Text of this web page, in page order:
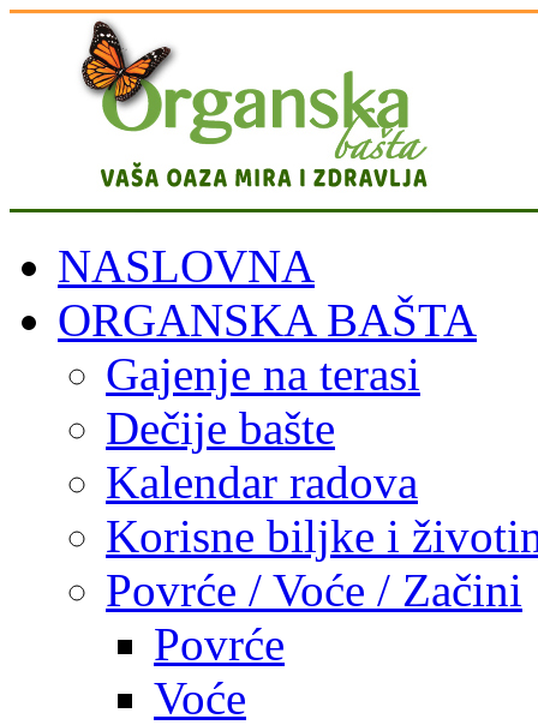
NASLOVNA
ORGANSKA BAŠTA
Gajenje na terasi
Dečije bašte
Kalendar radova
Korisne biljke i
Povrće / Voće / Začini
Povrće
Voće